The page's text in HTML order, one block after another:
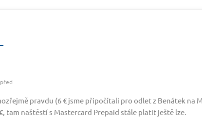
pravdu (6 € jsme připočítali pro odlet z Benátek na
tam naštěstí s Mastercard Prepaid stále platit ještě lze.